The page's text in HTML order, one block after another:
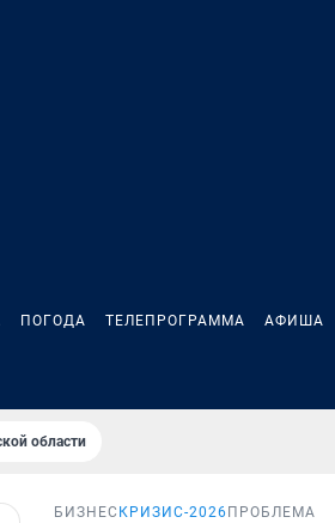
ПОГОДА ТЕЛЕПРОГРАММА АФИША
области
БИЗНЕС КРИЗИС-2026 ПРОБЛЕМА